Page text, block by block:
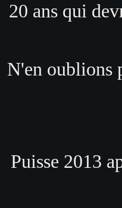
20 ans qui
N'en oublions
Puisse 2013